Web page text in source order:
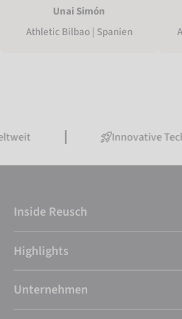
Unai Simón
Athletic Bilbao | Spanien
Innovative
Inside Reusch
Highlights
Unternehmen